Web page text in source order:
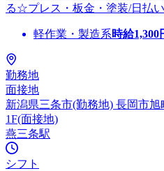
る☆プレス・板金・塗装/日払
軽作業・製造系時給1,300
勤務地
面接地
新潟県三条市(勤務地) 長岡市
1F(面接地)
燕三条駅
シフト